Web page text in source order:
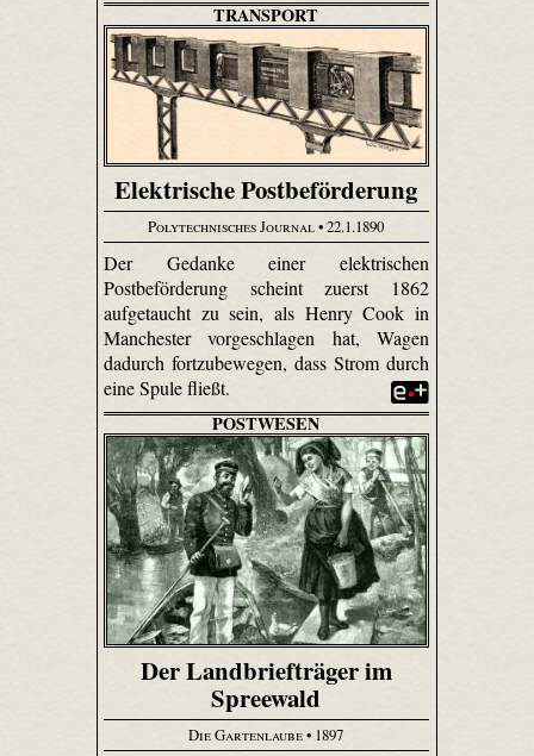
TRANSPORT
Elektrische Postbeförderung
Polytechnisches Journal• 22.1.1890
Der Gedanke einer elektrischen
Postbeförderung scheint zuerst 1862
aufgetaucht zu sein, als Henry Cook in
Manchester vorgeschlagen hat, Wagen
dadurch fortzubewegen, dass Strom durch
eine Spule fließt.
POSTWESEN
Der Landbriefträger im
Spreewald
Die Gartenlaube• 1897